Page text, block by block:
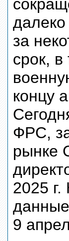
за
срок,
концу
ФРС,
рынке
2025
9